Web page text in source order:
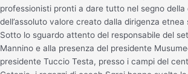
professionisti pronti a dare tutto nel segno
dell’assoluto valore creato dalla dirigenza
Sotto lo sguardo attento del responsabile del
Mannino e alla presenza del presidente
presidente Tuccio Testa, presso i campi del